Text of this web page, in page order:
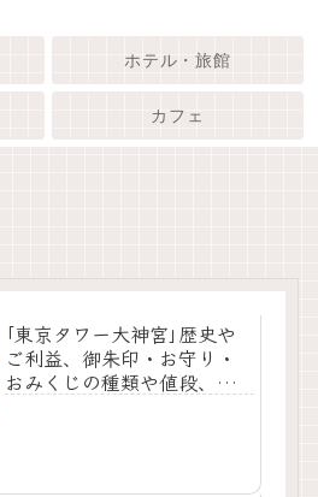
ホテル・旅館
カフェ
｢東京タワー大神宮｣歴史や
ご利益、御朱印・お守り・
おみくじの種類や値段、境